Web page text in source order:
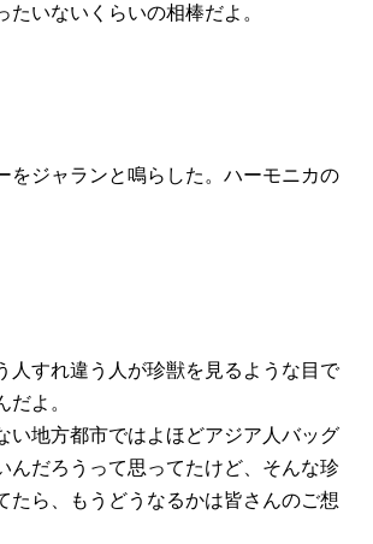
たいないくらいの相棒だよ。
をジャランと鳴らした。ハーモニカの
人すれ違う人が珍獣を見るような目で
だよ。
い地方都市ではよほどアジア人バッグ
んだろうって思ってたけど、そんな珍
たら、もうどうなるかは皆さんのご想